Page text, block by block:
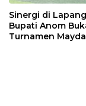
Sinergi di
Bupati Anom
Turnamen